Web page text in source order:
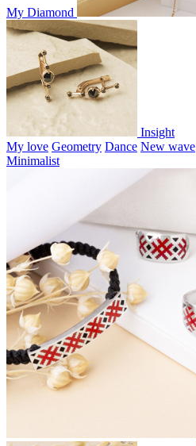
My Diamond
Insight
My love Geometry Dance New wave
Minimalist